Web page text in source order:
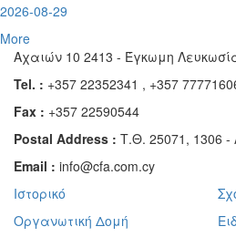
2026-08-29
More
Αχαιών 10 2413 - Έγκωμη
Tel. : +357 22352341 , +357
Fax : +357 22590544
Postal Address : Τ.Θ. 25071, 1306
Email : info@cfa.com.cy
Ιστορικό
Οργανωτική Δομή